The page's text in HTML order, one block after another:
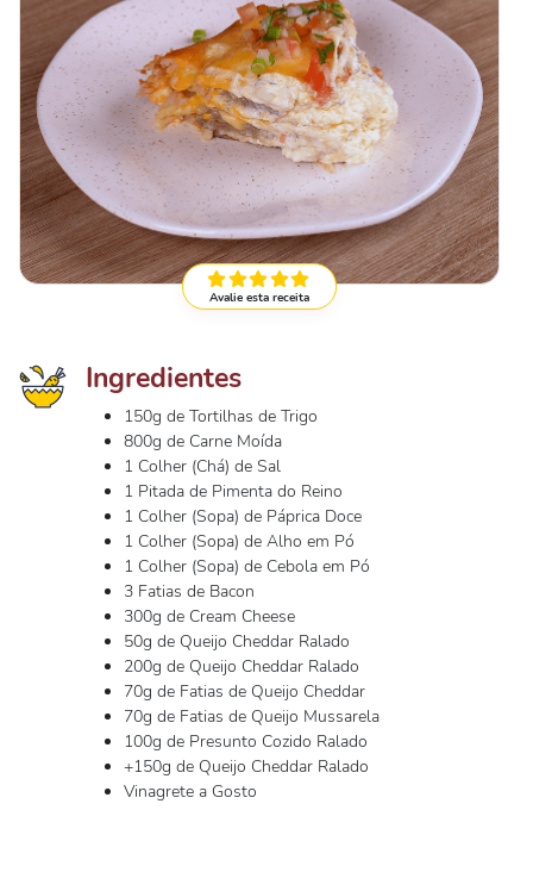
Avalie esta receita
Ingredientes
150g de Tortilhas de Trigo
800g de Carne Moída
1 Colher (Chá) de Sal
1 Pitada de Pimenta do Reino
1 Colher (Sopa) de Páprica Doce
1 Colher (Sopa) de Alho em Pó
1 Colher (Sopa) de Cebola em Pó
3 Fatias de Bacon
300g de Cream Cheese
50g de Queijo Cheddar Ralado
200g de Queijo Cheddar Ralado
70g de Fatias de Queijo Cheddar
70g de Fatias de Queijo Mussarela
100g de Presunto Cozido Ralado
+150g de Queijo Cheddar Ralado
Vinagrete a Gosto